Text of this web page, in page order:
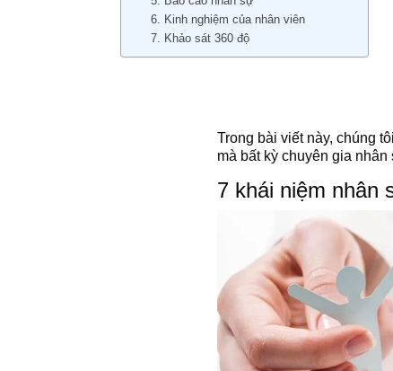
6. Kinh nghiệm của nhân viên
7. Khảo sát 360 độ
Trong bài viết này, chúng
mà bất kỳ chuyên gia
7 khái niệm nhân